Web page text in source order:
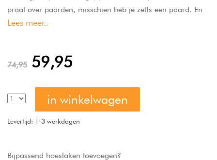
praat over paarden, misschien heb je zelfs een paard. En
vanaf nu sta je er mee op en ga je d'r mee naar bed.
Lees meer..
74,95 59,95
in winkelwagen
Levertijd: 1-3 werkdagen
Bijpassend hoeslaken toevoegen?